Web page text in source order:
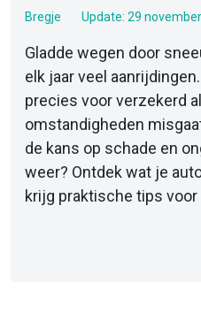
Bregje Update: 29
Gladde wegen door
elk jaar veel
precies voor verzekerd
omstandigheden
de kans op schade en
weer? Ontdek wat je
krijg praktische tips